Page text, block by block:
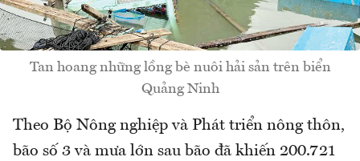
Tan hoang những lồng bè nuôi hải sản trên biển
Quảng Ninh
Theo Bộ Nông nghiệp và Phát triển nông thôn,
bão số 3 và mưa lớn sau bão đã khiến 200.721